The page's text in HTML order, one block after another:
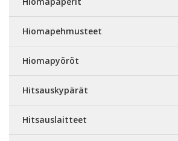
Hiomapehmusteet
Hiomapyöröt
Hitsauskypärät
Hitsauslaitteet